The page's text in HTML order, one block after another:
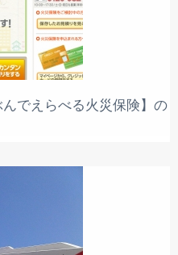
でえらべる火災保険】の